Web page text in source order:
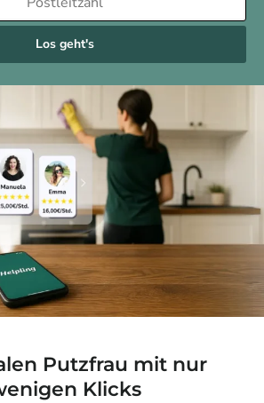
Los geht's
Putzfrau mit nur
Klicks